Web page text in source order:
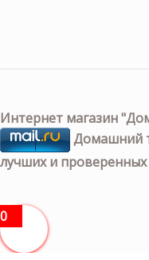
Интернет магазин
Домашний
лучших и
0